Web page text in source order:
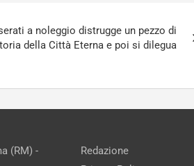
a noleggio distrugge un pezzo di
della Città Eterna e poi si dilegua
(RM) -
Redazione